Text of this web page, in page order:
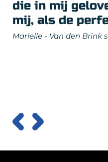
die in mij
mij, als de
Marielle - Van den Brink